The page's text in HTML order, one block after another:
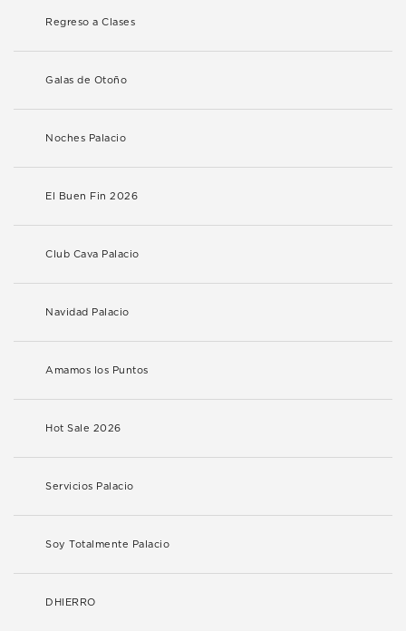
Regreso a Clases
Galas de Otoño
Noches Palacio
El Buen Fin 2026
Club Cava Palacio
Navidad Palacio
Amamos los Puntos
Hot Sale 2026
Servicios Palacio
Soy Totalmente Palacio
DHIERRO